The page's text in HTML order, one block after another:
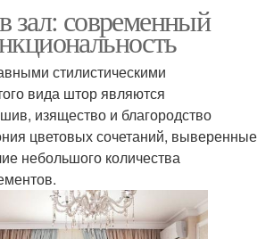
зал: современный
стилистическими
вида штор являются
изящество и благородство
цветовых сочетаний, выверенные
небольшого количества